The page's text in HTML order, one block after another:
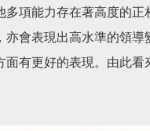
項能力存在著高度的正
會表現出高水準的領導
有更好的表現。由此看